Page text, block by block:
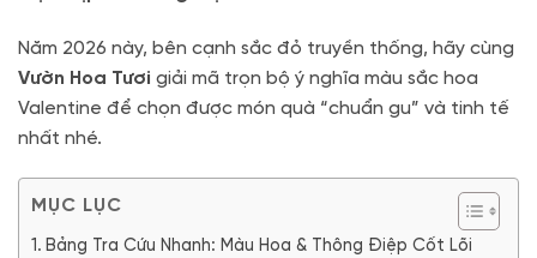
Năm 2026 này, bên cạnh sắc đỏ truyền thống, hãy cùng
Vườn Hoa Tươi giải mã trọn bộ ý nghĩa màu sắc hoa
Valentine để chọn được món quà “chuẩn gu” và tinh tế
nhất nhé.
MỤC LỤC
Bảng Tra Cứu Nhanh: Màu Hoa & Thông Điệp Cốt Lõi